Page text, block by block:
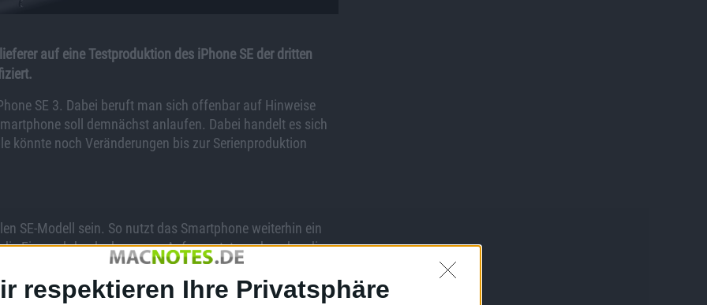
respektieren Ihre Privatsphäre
auf eine Testproduktion des iPhone SE der dritten
SE 3. Dabei beruft man sich offenbar auf Hinweise
soll demnächst anlaufen. Dabei handelt es sich
könnte noch Veränderungen bis zur Serienproduktion
SE-Modell sein. So nutzt das Smartphone weiterhin ein
Fingerabdruckerkennung. Aufgewertet werden aber die
SoC um den Apple A15 handeln. Auch soll das Gerät
. Das SE 3 soll außerdem 4 GB Arbeitsspeicher spendiert